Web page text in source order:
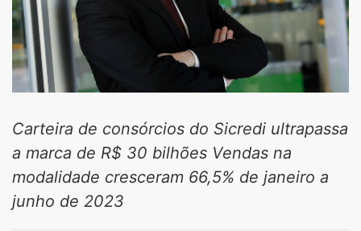
Carteira de consórcios do Sicredi ultrapassa
a marca de R$ 30 bilhões Vendas na
modalidade cresceram 66,5% de janeiro a
junho de 2023